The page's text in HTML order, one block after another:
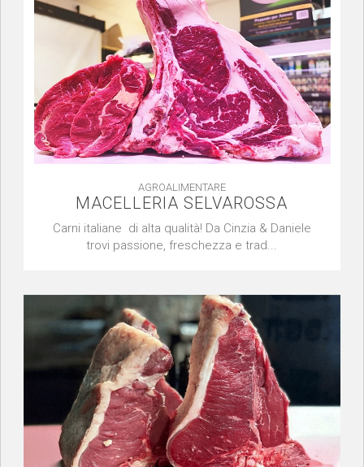
AGROALIMENTARE
MACELLERIA SELVAROSSA
Carni italiane di alta qualità! Da Cinzia & Daniele
trovi passione, freschezza e trad...